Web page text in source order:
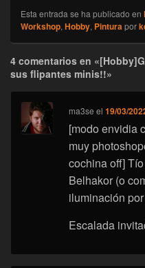
Esta entrada se ha publicado en
Workshop, Hobby, Pinturapor
4 comentarios en
sus flipantes minis!!»
ma3se el19/03/
[modo envidia
muy
cochina off]
Belhakor (o
iluminación
Escalada